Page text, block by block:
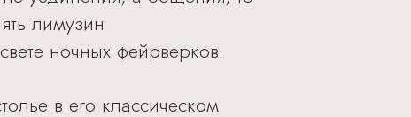
лимузин
ночных фейрверков.
в его классическом